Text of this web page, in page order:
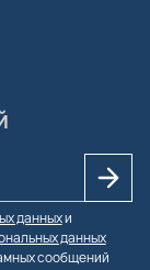
данныхи
данных
сообщений